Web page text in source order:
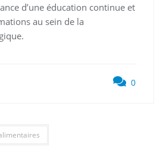
d’une éducation continue et
au sein de la
0